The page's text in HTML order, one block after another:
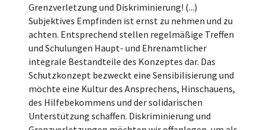
Grenzverletzung und Diskriminierung! (...)
Subjektives Empfinden ist ernst zu nehmen und zu
achten. Entsprechend stellen regelmäßige Treffen
und Schulungen Haupt- und Ehrenamtlicher
integrale Bestandteile des Konzeptes dar. Das
Schutzkonzept bezweckt eine Sensibilisierung und
möchte eine Kultur des Ansprechens, Hinschauens,
des Hilfebekommens und der solidarischen
Unterstützung schaffen. Diskriminierung und